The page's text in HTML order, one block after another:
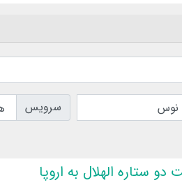
سرویس
دو ستاره الهلال به اروپا